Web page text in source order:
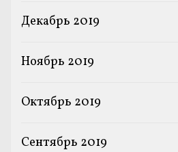
Декабрь 2019
Ноябрь 2019
Октябрь 2019
Сентябрь 2019